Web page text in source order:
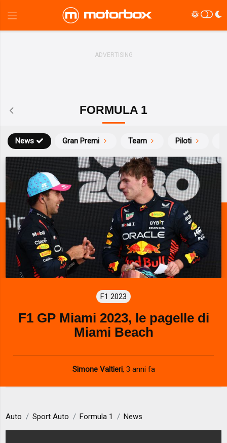
FORMULA 1
News Gran Premi Team Piloti
F1 2023
F1 GP Miami 2023, le pagelle di
Miami Beach
Simone Valtieri, 3 anni fa
Auto Sport Auto Formula 1 News